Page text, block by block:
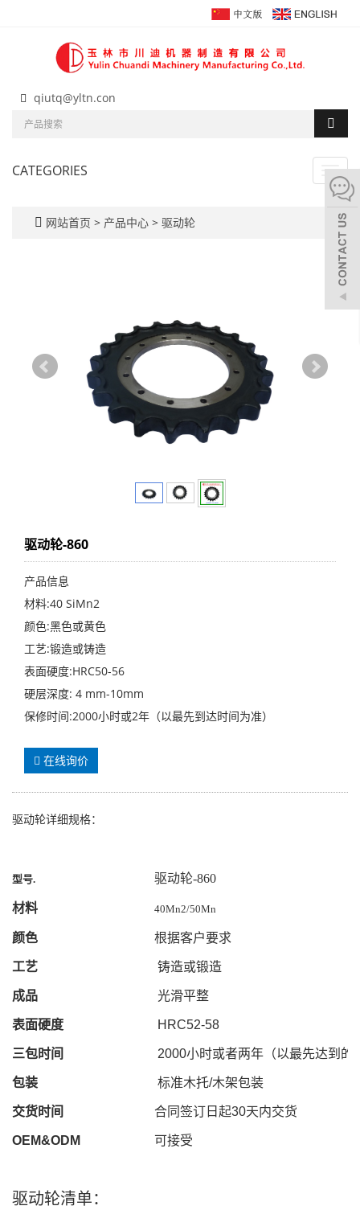
qiutq@yltn.con
CATEGORIES
网站首页 > 产品中心 > 驱动轮
驱动轮-860
产品信息
材料:40 SiMn2
颜色:黑色或黄色
工艺:锻造或铸造
表面硬度:HRC50-56
硬层深度: 4 mm-10mm
保修时间:2000小时或2年（以最先到达时间为准）
在线询价
驱动轮详细规格：
型号. 驱动轮-860
材料 40Mn2/50Mn
颜色 根据客户要求
工艺 铸造或锻造
成品 光滑平整
表面硬度 HRC52-58
三包时间 2000小时或者两年（以最先达到的
包装 标准木托/木架包装
交货时间 合同签订日起30天内交货
OEM&ODM 可接受
驱动轮清单：